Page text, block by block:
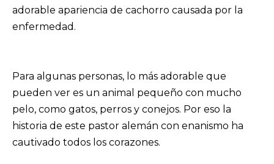
adorable apariencia de cachorro causada por la
enfermedad.
Para algunas personas, lo más adorable que
pueden ver es un animal pequeño con mucho
pelo, como gatos, perros y conejos. Por eso la
historia de este pastor alemán con enanismo ha
cautivado todos los corazones.